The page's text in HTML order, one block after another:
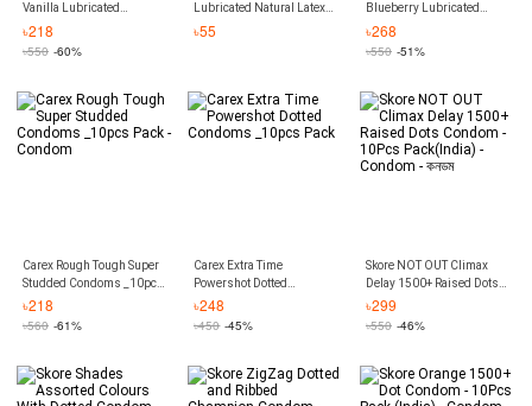
Vanilla Lubricated
Condom _10pcs
৳218
৳550 -60%
Lubricated Natural Latex
Condoms - 3Pcs Pack
৳55
Blueberry Lubricated
Dotted Condom - 10pcs
৳268
৳550 -51%
Carex Rough Tough Super
Studded Condoms _10pcs
Pack - Condom
৳218
৳560 -61%
Carex Extra Time
Powershot Dotted
Condoms _10pcs Pack
৳248
৳450 -45%
Skore NOT OUT Climax
Delay 1500+ Raised Dots
Condom - 10Pcs
৳299
৳550 -46%